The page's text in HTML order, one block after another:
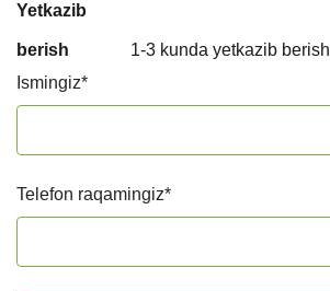
Yetkazib
berish
1-3 kunda yetkazib berish
Ismingiz*
Telefon raqamingiz*